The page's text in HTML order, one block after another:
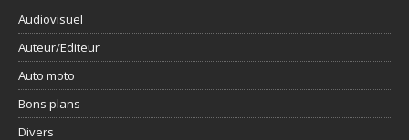
Audiovisuel
Auteur/Editeur
Auto moto
Bons plans
Divers